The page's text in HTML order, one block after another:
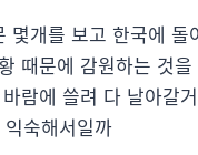
개를 보고 한국에 돌
때문에 감원하는 것
람에 쓸려 다 날아갈
숙해서일까